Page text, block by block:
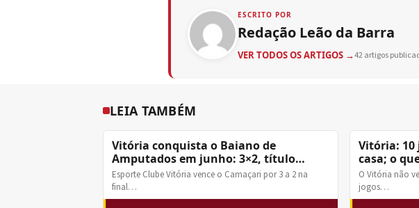
ESCRITO POR
Redação Leão da Barra
VER TODOS OS ARTIGOS →42 artigos
LEIA TAMBÉM
Vitória conquista o Baiano de
Amputados em junho: 3×2, título
inédito
Esporte Clube Vitória vence o Camaçari por 3 a 2 na
final…
Vitória: 10
casa; o
O Vitória não
jogos…